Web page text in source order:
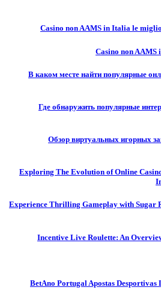
Casino non AAMS in Italia le
Casino non AAMS
В каком месте найти популярные
Где обнаружить популярные
Обзор виртуальных игорных
Exploring The Evolution of Online
Experience Thrilling Gameplay with Sugar
Incentive Live Roulette: An
BetAno Portugal Apostas Desportivas